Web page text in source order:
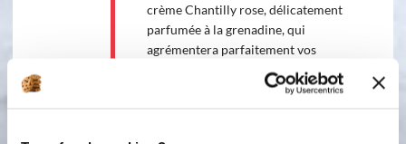
crème Chantilly rose, délicatement
parfumée à la grenadine, qui
agrémentera parfaitement vos
desserts, et apportera une petite
touche de fantaisie, plaisir des yeux et